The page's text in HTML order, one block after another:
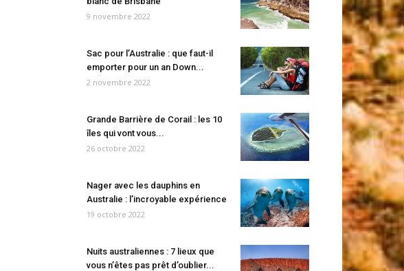
9 novembre 2022
Sac pour l’Australie : que faut-il
emporter pour un an Down...
2 novembre 2022
Grande Barrière de Corail : les 10
îles qui vont vous...
26 octobre 2022
Nager avec les dauphins en
Australie : l’incroyable expérience
19 octobre 2022
Nuits australiennes : 7 lieux que
vous n’êtes pas prêt d’oublier...